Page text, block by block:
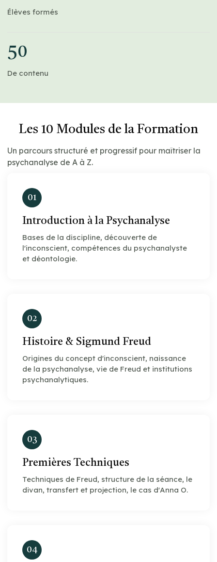
Élèves formés
50
De contenu
Les 10 Modules de la Formation
Un parcours structuré et progressif pour maîtriser la
psychanalyse de A à Z.
01
Introduction à la Psychanalyse
Bases de la discipline, découverte de
l'inconscient, compétences du psychanalyste
et déontologie.
02
Histoire & Sigmund Freud
Origines du concept d'inconscient, naissance
de la psychanalyse, vie de Freud et institutions
psychanalytiques.
03
Premières Techniques
Techniques de Freud, structure de la séance, le
divan, transfert et projection, le cas d'Anna O.
04